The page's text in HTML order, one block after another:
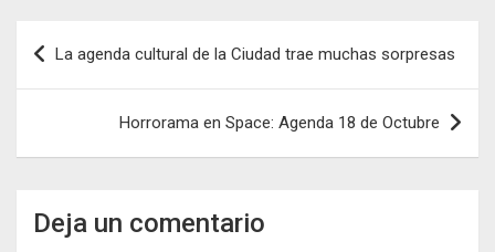
Navegación
de
entradas
La agenda cultural de la Ciudad trae muchas sorpresas
Horrorama en Space: Agenda 18 de Octubre
Deja un comentario